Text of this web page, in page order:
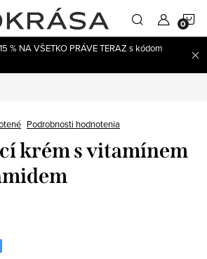
% NA VŠETKO PRÁVE TERAZ s kódom
Podrobnosti hodnotenia
krém s vitamínem